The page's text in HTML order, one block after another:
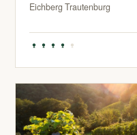
Eichberg Trautenburg